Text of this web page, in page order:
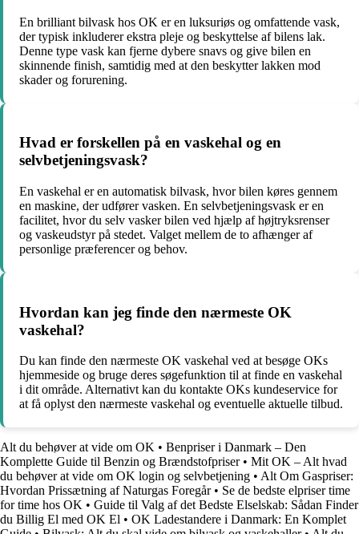
En brilliant bilvask hos OK er en luksuriøs og omfattende vask,
der typisk inkluderer ekstra pleje og beskyttelse af bilens lak.
Denne type vask kan fjerne dybere snavs og give bilen en
skinnende finish, samtidig med at den beskytter lakken mod
skader og forurening.
Hvad er forskellen på en vaskehal og en
selvbetjeningsvask?
En vaskehal er en automatisk bilvask, hvor bilen køres gennem
en maskine, der udfører vasken. En selvbetjeningsvask er en
facilitet, hvor du selv vasker bilen ved hjælp af højtryksrenser
og vaskeudstyr på stedet. Valget mellem de to afhænger af
personlige præferencer og behov.
Hvordan kan jeg finde den nærmeste OK
vaskehal?
Du kan finde den nærmeste OK vaskehal ved at besøge OKs
hjemmeside og bruge deres søgefunktion til at finde en vaskehal
i dit område. Alternativt kan du kontakte OKs kundeservice for
at få oplyst den nærmeste vaskehal og eventuelle aktuelle tilbud.
Alt du behøver at vide om OK • Benpriser i Danmark – Den
Komplette Guide til Benzin og Brændstofpriser• Mit OK – Alt hvad
du behøver at vide om OK login og selvbetjening • Alt Om Gaspriser:
Hvordan Prissætning af Naturgas Foregår• Se de bedste elpriser time
for time hos OK • Guide til Valg af det Bedste Elselskab: Sådan Finder
du Billig El med OK El • OK Ladestandere i Danmark: En Komplet